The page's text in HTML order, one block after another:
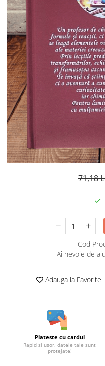
71,18
Cod
Ai nevoie de
Adauga la Favorite
Plateste cu cardul
Rapid si usor, datele tale sunt
protejate!